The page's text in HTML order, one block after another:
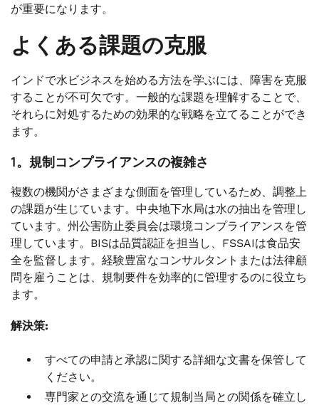
が重要になります。
よくある課題の克服
インドで水ビジネスを始める方法を学ぶには、障害を克服
することが不可欠です。一般的な課題を理解することで、
それらに対処するための効果的な戦略を立てることができ
ます。
1。規制コンプライアンスの複雑さ
複数の機関がさまざまな側面を管理しているため、調整上
の課題が生じています。中央地下水局は水の抽出を管理し
ています。州公害防止委員会は環境コンプライアンスを管
理しています。BISは品質認証を担当し、FSSAIは食品安
全を監督します。経験豊富なコンサルタントまたは法律顧
問を雇うことは、規制要件を効率的に管理するのに役立ち
ます。
解決策:
すべての申請と承認に関する詳細な文書を保管して
ください。
専門家との交流を通じて規制当局との関係を確立し